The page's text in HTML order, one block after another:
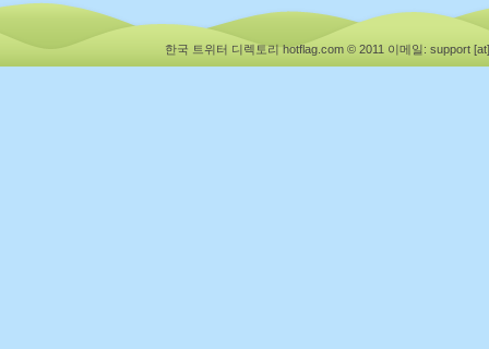
한국 트위터 디렉토리 hotflag.com © 2011 이메일: support